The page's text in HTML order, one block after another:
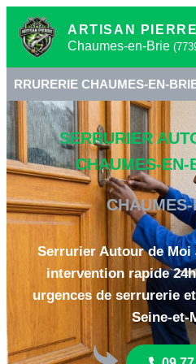
ARTISAN PIERRE
Chaumes-en-Brie
EN-BRIE •
SERRURIER
CHAUMES-EN-
Serrurier Autour de Moi
intervention rapide
urgences de serrurerie
Seine-et-